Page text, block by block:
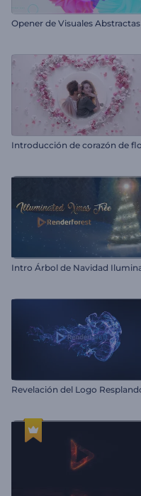
Opener de Visuales Abstractas